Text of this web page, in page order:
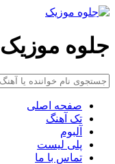
جلوه
صفحه اصلی
تک آهنگ
آلبوم
پلی لیست
تماس با ما